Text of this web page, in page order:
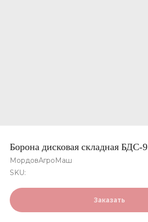
Борона дисковая складная БДС-9
МордовАгроМаш
SKU:
Заказать